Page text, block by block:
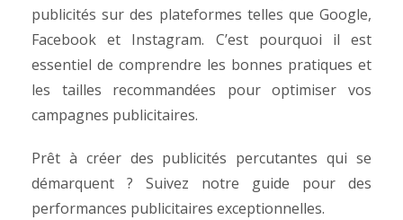
publicités sur des plateformes telles que Google,
Facebook et Instagram. C’est pourquoi il est
essentiel de comprendre les bonnes pratiques et
les tailles recommandées pour optimiser vos
campagnes publicitaires.
Prêt à créer des publicités percutantes qui se
démarquent ? Suivez notre guide pour des
performances publicitaires exceptionnelles.